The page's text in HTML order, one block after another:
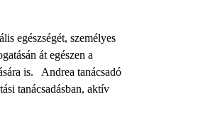
egészségét, személyes
át egészen a
is.
Andrea tanácsadó
tanácsadásban, aktív